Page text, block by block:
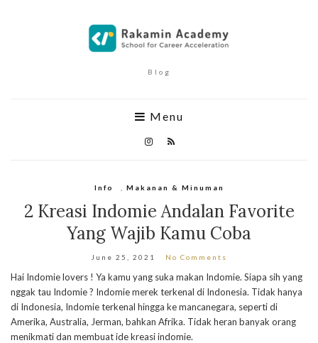
Blog
Menu
Info Makanan & Minuman
2 Kreasi Indomie Andalan Favorite
Yang Wajib Kamu Coba
June 25, 2021 No Comments
Hai Indomie lovers ! Ya kamu yang suka makan Indomie. Siapa sih yang
nggak tau Indomie ? Indomie merek terkenal di Indonesia. Tidak hanya
di Indonesia, Indomie terkenal hingga ke mancanegara, seperti di
Amerika, Australia, Jerman, bahkan Afrika. Tidak heran banyak orang
menikmati dan membuat ide kreasi indomie.